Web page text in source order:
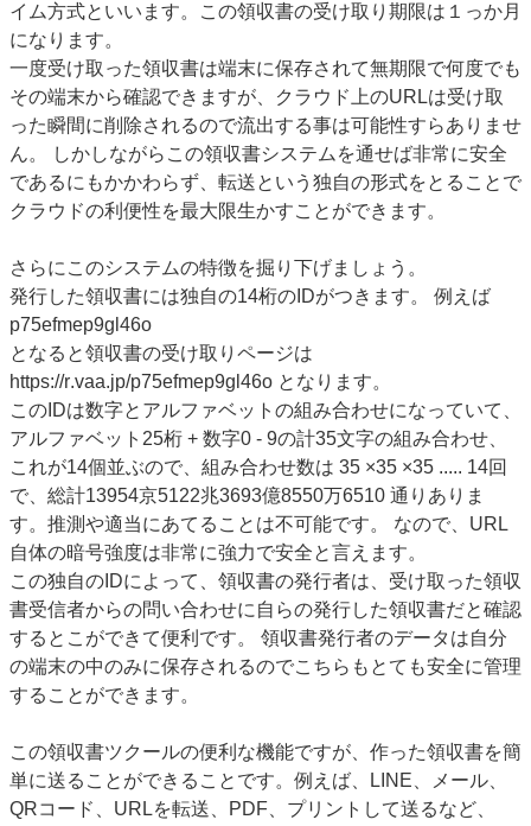
イム方式といいます。この領収書の受け取り期限は１っか月
になります。
一度受け取った領収書は端末に保存されて無期限で何度でも
その端末から確認できますが、クラウド上のURLは受け取
った瞬間に削除されるので流出する事は可能性すらありませ
ん。 しかしながらこの領収書システムを通せば非常に安全
であるにもかかわらず、転送という独自の形式をとることで
クラウドの利便性を最大限生かすことができます。
さらにこのシステムの特徴を掘り下げましょう。
発行した領収書には独自の14桁のIDがつきます。 例えば
p75efmep9gl46o
となると領収書の受け取りページは
https://r.vaa.jp/p75efmep9gl46o となります。
このIDは数字とアルファベットの組み合わせになっていて、
アルファベット25桁 + 数字0 - 9の計35文字の組み合わせ、
これが14個並ぶので、組み合わせ数は 35 ×35 ×35 ..... 14回
で、総計13954京5122兆3693億8550万6510 通りありま
す。推測や適当にあてることは不可能です。 なので、URL
自体の暗号強度は非常に強力で安全と言えます。
この独自のIDによって、領収書の発行者は、受け取った領収
書受信者からの問い合わせに自らの発行した領収書だと確認
するとこができて便利です。 領収書発行者のデータは自分
の端末の中のみに保存されるのでこちらもとても安全に管理
することができます。
この領収書ツクールの便利な機能ですが、作った領収書を簡
単に送ることができることです。例えば、LINE、メール、
QRコード、URLを転送、PDF、プリントして送るなど、